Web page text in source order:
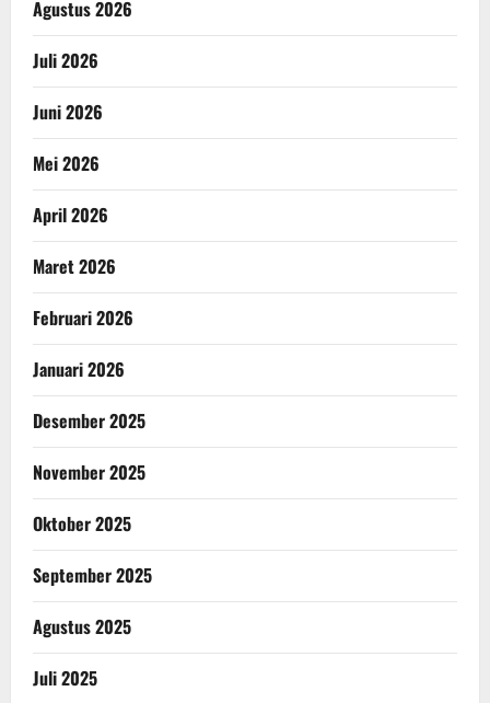
Agustus 2026
Juli 2026
Juni 2026
Mei 2026
April 2026
Maret 2026
Februari 2026
Januari 2026
Desember 2025
November 2025
Oktober 2025
September 2025
Agustus 2025
Juli 2025